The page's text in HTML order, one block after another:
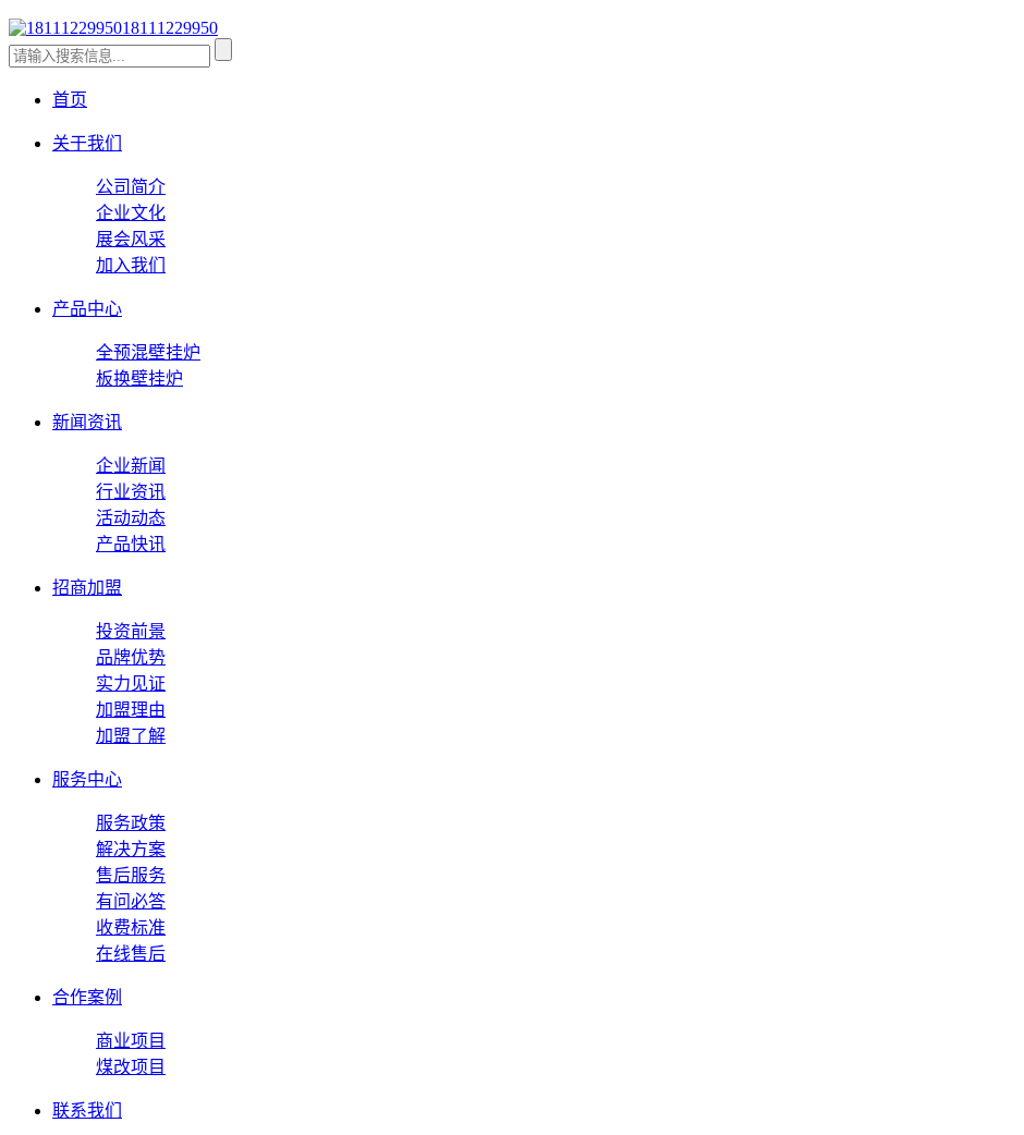
18111229950
首页
关于我们
公司简介
企业文化
展会风采
加入我们
产品中心
全预混壁挂炉
板换壁挂炉
新闻资讯
企业新闻
行业资讯
活动动态
产品快讯
招商加盟
投资前景
品牌优势
实力见证
加盟理由
加盟了解
服务中心
服务政策
解决方案
售后服务
有问必答
收费标准
在线售后
合作案例
商业项目
煤改项目
联系我们